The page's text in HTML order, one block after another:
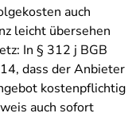
auch
leicht übersehen
In § 312 j BGB
dass der Anbieter
kostenpflichtig
auch sofort